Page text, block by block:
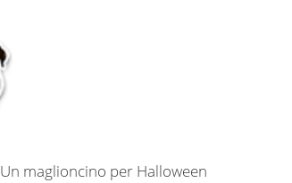
Un maglioncino per Halloween